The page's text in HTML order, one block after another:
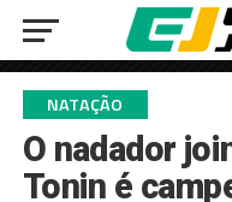
NATAÇÃO
O nadador
Tonin é